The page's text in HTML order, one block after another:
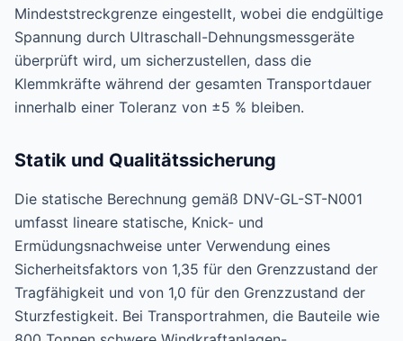
Mindeststreckgrenze eingestellt, wobei die endgültige
Spannung durch Ultraschall-Dehnungsmessgeräte
überprüft wird, um sicherzustellen, dass die
Klemmkräfte während der gesamten Transportdauer
innerhalb einer Toleranz von ±5 % bleiben.
Statik und Qualitätssicherung
Die statische Berechnung gemäß DNV-GL-ST-N001
umfasst lineare statische, Knick- und
Ermüdungsnachweise unter Verwendung eines
Sicherheitsfaktors von 1,35 für den Grenzzustand der
Tragfähigkeit und von 1,0 für den Grenzzustand der
Sturzfestigkeit. Bei Transportrahmen, die Bauteile wie